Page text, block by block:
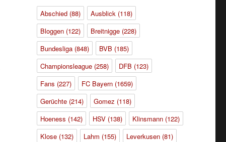
Abschied(88) Ausblick(118)
Bloggen(122) Breitnigge(228)
Bundesliga(848) BVB (185)
Championsleague(258) DFB (123)
Fans (227) FC Bayern(1659)
Gerüchte(214) Gomez (118)
Hoeness (142) HSV(138) Klinsmann(122)
Klose(132) Lahm (155) Leverkusen(81)